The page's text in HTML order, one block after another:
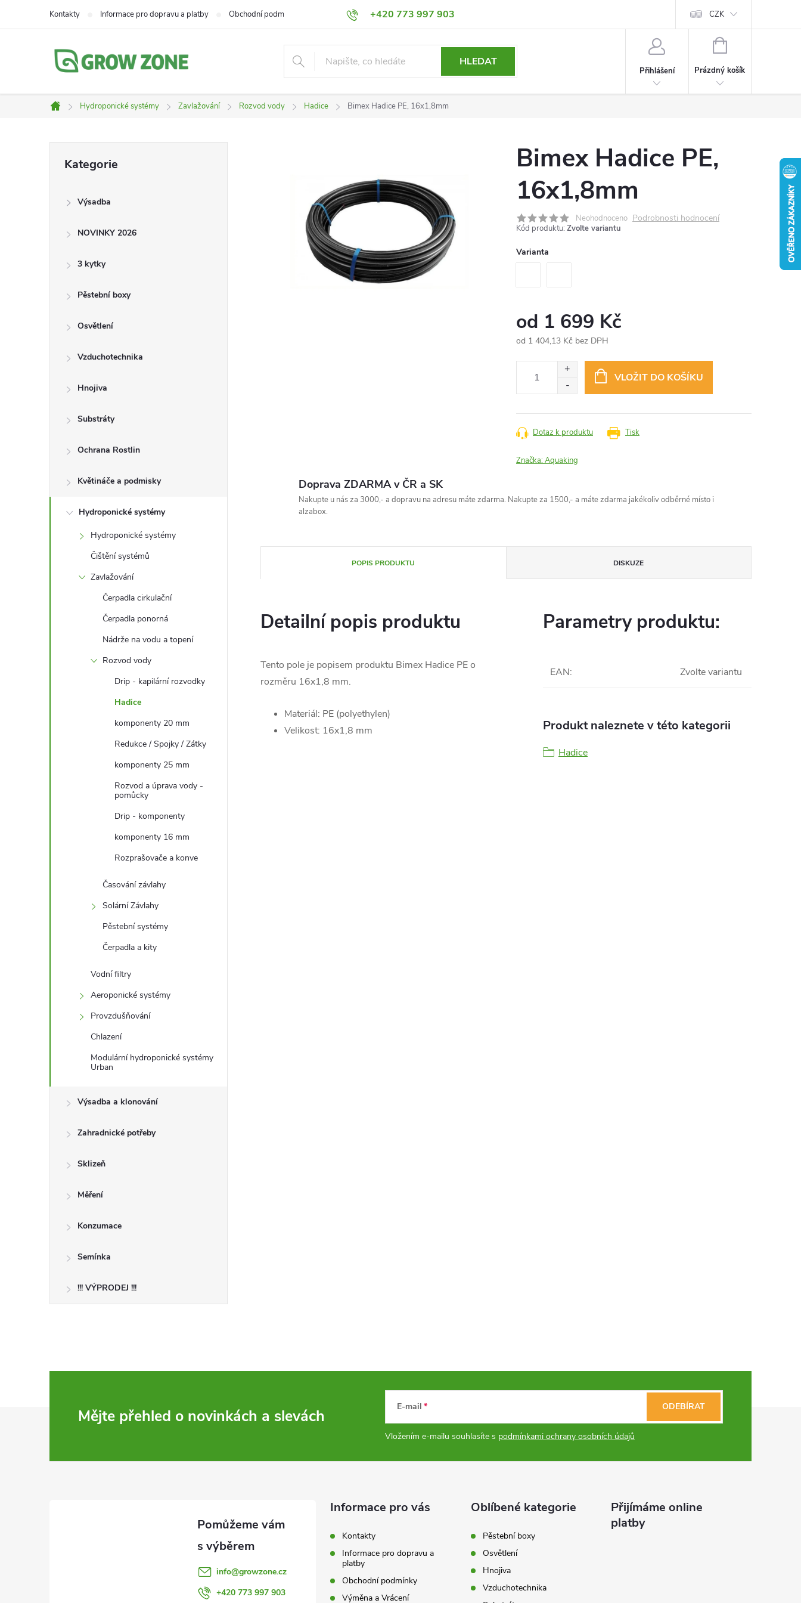
+420 773 997 903
Kontakty Informace pro dopravu a platby Obchodní podmínky Výměna a Vrácení Podmínky ochrany osobních údajů CZK
HLEDAT
Přihlášení
NÁKUPNÍ
Prázdný košík
Domů
Hydroponické systémy Zavlažování Rozvod vody Hadice Bimex Hadice PE, 16x1,8mm
kategorie
Kategorie
Výsadba
NOVINKY 2026
3 kytky
Pěstební boxy
Osvětlení
Vzduchotechnika
Hnojiva
Substráty
Ochrana Rostlin
Květináče a podmisky
Hydroponické systémy
Hydroponické systémy
Čištění systémů
Zavlažování
Čerpadla cirkulační
Čerpadla ponorná
Nádrže na vodu a topení
Rozvod vody
Drip - kapilární rozvodky
Hadice
komponenty 20 mm
Redukce / Spojky / Zátky
komponenty 25 mm
Rozvod a úprava vody -
pomůcky
Drip - komponenty
komponenty 16 mm
Rozprašovače a konve
Časování závlahy
Solární Závlahy
Pěstební systémy
Čerpadla a kity
Vodní filtry
Aeroponické systémy
Provzdušňování
Chlazení
Modulární hydroponické systémy
Urban
Výsadba a klonování
Zahradnické potřeby
Sklizeň
Měření
Konzumace
Semínka
!!! VÝPRODEJ !!!
Bimex Hadice PE,
16x1,8mm
Neohodnoceno Podrobnosti hodnocení
Kód produktu: Zvolte variantu
Varianta
od 1 699 Kč
od 1 404,13 Kč bez DPH
VLOŽIT DO KOŠÍKU
Tisk
Dotaz k produktu
Značka:Aquaking
Doprava ZDARMA v ČR a SK
Nakupte u nás za 3000,- a dopravu na adresu máte zdarma. Nakupte za 1500,- a máte zdarma jakékoliv odběrné místo i
alzabox.
POPIS PRODUKTU DISKUZE
Detailní popis produktu
Tento pole je popisem produktu Bimex Hadice PE o
rozměru 16x1,8 mm.
Materiál: PE (polyethylen)
Velikost: 16x1,8 mm
Parametry produktu:
EAN: Zvolte variantu
Produkt naleznete v této kategorii
Hadice
Mějte přehled o novinkách a slevách E-mail
Vložením e-mailu souhlasíte s podmínkami ochrany osobních údajů
ODEBÍRAT
info@growzone.cz
+420 773 997 903
Informace pro vás
Kontakty
Informace pro dopravu a
platby
Obchodní podmínky
Výměna a Vrácení
Oblíbené kategorie
Pěstební boxy
Osvětlení
Hnojiva
Vzduchotechnika
Přijímáme online
platby